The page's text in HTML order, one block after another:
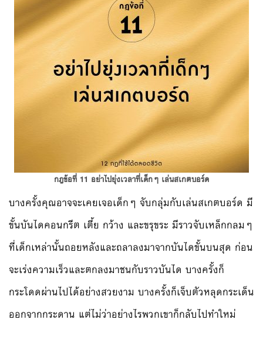
กฎข้อที่ 11 อย่าไปยุ่งเวลาที่เด็กๆ เล่นสเกตบอร์ด
บางครั้งคุณอาจจะเคยเจอเด็กๆ จับกลุ่มกับเล่นสเกตบอร์ด มี
ขั้นบันไดคอนกรีต เตี้ย กว้าง และขรุขระ มีราวจับเหล็กกลมๆ
ที่เด็กเหล่านั้นถอยหลังและถลาลงมาจากบันไดขั้นบนสุด ก่อน
จะเร่งความเร็วและตกลงมาชนกับราวบันได บางครั้งก็
กระโดดผ่านไปได้อย่างสวยงาม บางครั้งก็เจ็บตัวหลุดกระเด็น
ออกจากกระดาน แต่ไม่ว่าอย่างไรพวกเขาก็กลับไปทำใหม่